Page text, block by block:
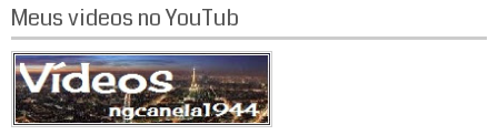
Meus videos no YouTub